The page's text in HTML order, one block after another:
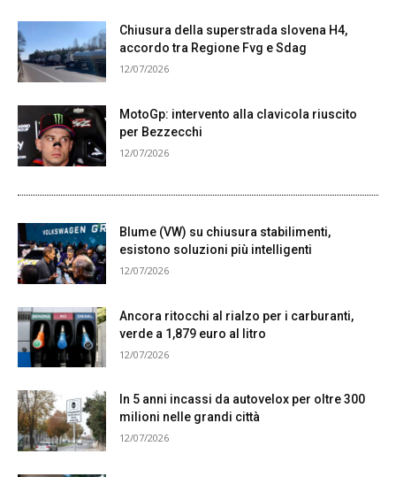
Chiusura della superstrada slovena H4,
accordo tra Regione Fvg e Sdag
12/07/2026
MotoGp: intervento alla clavicola riuscito
per Bezzecchi
12/07/2026
Blume (VW) su chiusura stabilimenti,
esistono soluzioni più intelligenti
12/07/2026
Ancora ritocchi al rialzo per i carburanti,
verde a 1,879 euro al litro
12/07/2026
In 5 anni incassi da autovelox per oltre 300
milioni nelle grandi città
12/07/2026